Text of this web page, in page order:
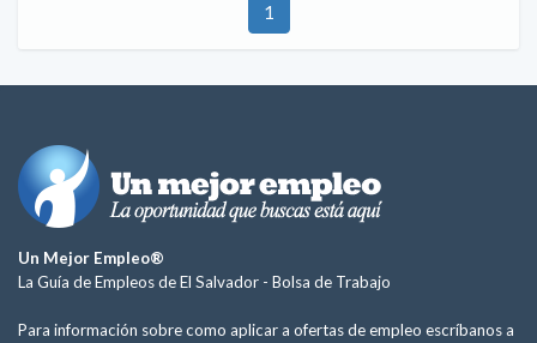
1
Un Mejor Empleo®
La Guía de Empleos de El Salvador - Bolsa de Trabajo
Para información sobre como aplicar a ofertas de empleo escríbanos a